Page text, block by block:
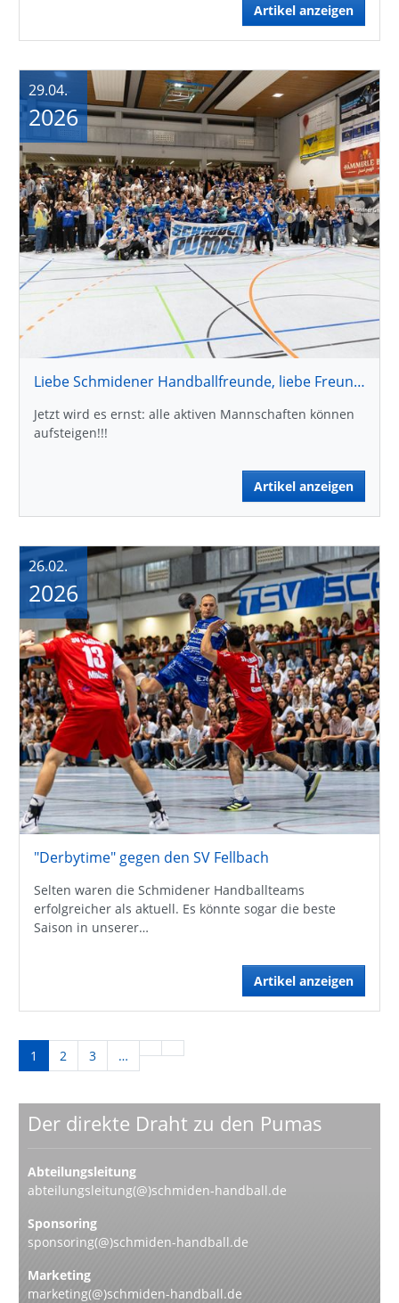
Artikel anzeigen
Liebe Schmidener Handballfreunde, liebe Freundeskreismitglieder !
Jetzt wird es ernst: alle aktiven Mannschaften können
aufsteigen!!!
Artikel anzeigen
29.04.
2026
"Derbytime" gegen den SV Fellbach
Selten waren die Schmidener Handballteams
erfolgreicher als aktuell. Es könnte sogar die beste
Saison in unserer…
Artikel anzeigen
26.02.
2026
1 2 3 …
Der direkte Draht zu den Pumas
Abteilungsleitung
abteilungsleitung(@)schmiden-handball.de
Sponsoring
sponsoring(@)schmiden-handball.de
Marketing
marketing(@)schmiden-handball.de